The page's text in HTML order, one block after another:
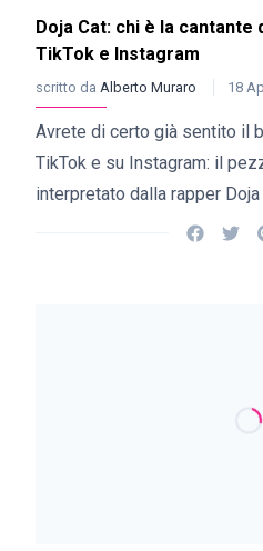
Doja Cat: chi è la cantante
TikTok e Instagram
scritto da Alberto Muraro 18
Avrete di certo già sentito il
TikTok e su Instagram: il
interpretato dalla rapper